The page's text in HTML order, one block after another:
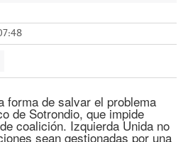
forma de salvar el problema
de Sotrondio, que impide
coalición. Izquierda Unida no
sean gestionadas por una